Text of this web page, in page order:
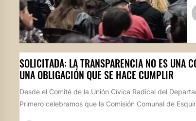
SOLICITADA: LA TRANSPARENCIA NO ES UNA
UNA OBLIGACIÓN QUE SE HACE CUMPLIR
Desde el Comité de la Unión Cívica Radical del
Primero celebramos que la Comisión Comunal de